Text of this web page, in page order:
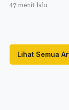
47 menit lalu
Lihat Semua